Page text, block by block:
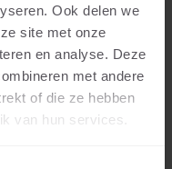
Ook delen we
site met onze
en analyse. Deze
met andere
of die ze hebben
van hun services.